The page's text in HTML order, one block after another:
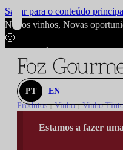
Saltar para o conteúdo
Novos vinhos, Novas
🙂
Envios Grátis acima de 100€
Novos vinhos, Novas
Envios Grátis acima de 100€
Novos vinhos, Novas
PT
EN
Produtos | Vinho | Vinho
Estamos a fazer